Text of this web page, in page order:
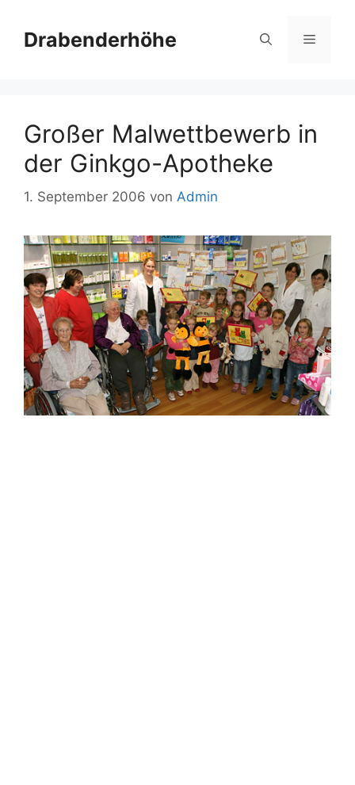
Inhalt
springen
Drabenderhöhe Menü
Großer Malwettbewerb in
der Ginkgo-Apotheke
1. September 2006 von Admin